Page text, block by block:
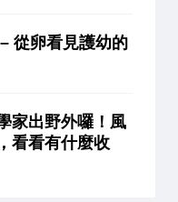
從卵看見護幼的
家出野外囉！風
看看有什麼收